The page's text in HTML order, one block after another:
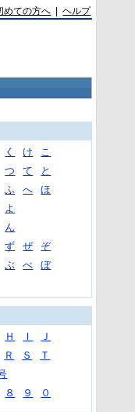
めての方へ |ヘルプ
く け
こ
つ て
と
ふ へ
ほ
よ
ん
ず ぜ
ぞ
ぶ べ
ぼ
Ｈ Ｉ
Ｊ
Ｒ Ｓ
Ｔ
８ ９ ０